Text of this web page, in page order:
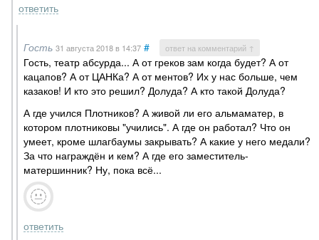
ответить
Гость 31 августа 2018в 14:37 # ответ на комментарий ↑
Гость, театр абсурда... А от греков зам когда будет? А от
кацапов? А от ЦАНКа? А от ментов? Их у нас больше, чем
казаков! И кто это решил? Долуда? А кто такой Долуда?
А где учился Плотников? А живой ли его альмаматер, в
котором плотниковы "учились". А где он работал? Что он
умеет, кроме шлагбаумы закрывать? А какие у него медали?
За что награждён и кем? А где его заместитель-
матершинник? Ну, пока всё...
ответить